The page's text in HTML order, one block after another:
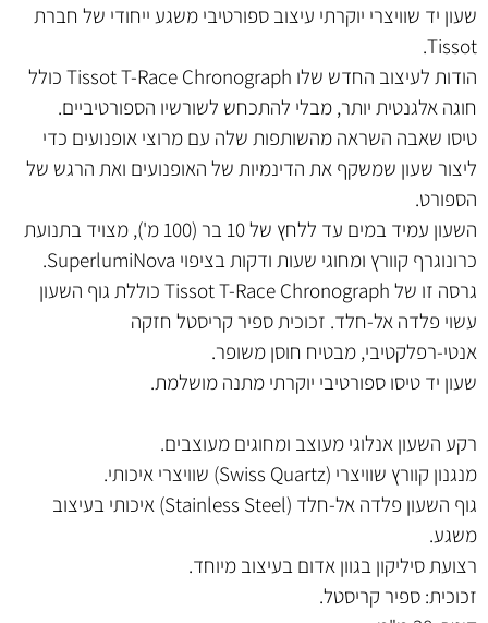
שעון יד שוויצרי יוקרתי עיצוב ספורטיבי משגע ייחודי של חברת
Tissot.
הודות לעיצוב החדש שלו Tissot T-Race Chronograph כולל
חוגה אלגנטית יותר, מבלי להתכחש לשורשיו הספורטיביים.
טיסו שאבה השראה מהשותפות שלה עם מרוצי אופנועים כדי
ליצור שעון שמשקף את הדינמיות של האופנועים ואת הרגש של
הספורט.
השעון עמיד במים עד ללחץ של 10 בר (100 מ'), מצויד בתנועת
כרונוגרף קוורץ ומחוגי שעות ודקות בציפוי SuperlumiNova.
גרסה זו של Tissot T-Race Chronograph כוללת גוף השעון
עשוי פלדה אל-חלד. זכוכית ספיר קריסטל חזקה
אנטי-רפלקטיבי, מבטיח חוסן משופר.
שעון יד טיסו ספורטיבי יוקרתי מתנה מושלמת.
רקע השעון אנלוגי מעוצב ומחוגים מעוצבים.
מנגנון קוורץ שוויצרי (Swiss Quartz) שוויצרי איכותי.
גוף השעון פלדה אל-חלד (Stainless Steel) איכותי בעיצוב
משגע.
רצועת סיליקון בגוון אדום בעיצוב מיוחד.
זכוכית: ספיר קריסטל.